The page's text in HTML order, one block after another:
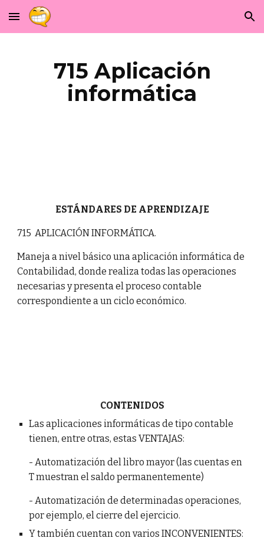
Skip to main content Skip to navigation
715 Aplicación
informática
ESTÁNDARES DE APRENDIZAJE
715 APLICACIÓN INFORMÁTICA.
Maneja a nivel básico una aplicación informática de
Contabilidad, donde realiza todas las operaciones
necesarias y presenta el proceso contable
correspondiente a un ciclo económico.
CONTENIDOS
Las aplicaciones informáticas de tipo contable
tienen, entre otras, estas VENTAJAS:
- Automatización del libro mayor (las cuentas en
T muestran el saldo permanentemente)
- Automatización de determinadas operaciones,
por ejemplo, el cierre del ejercicio.
Y también cuentan con varios INCONVENIENTES: